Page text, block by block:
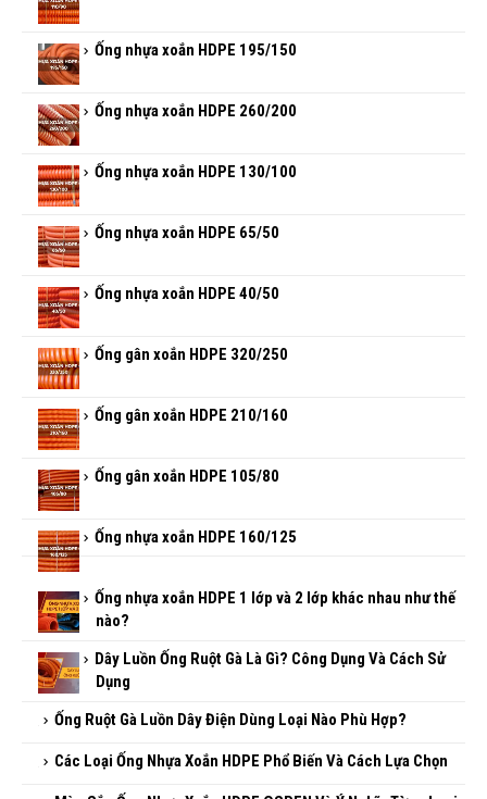
Ống nhựa xoắn HDPE 195/150
Ống nhựa xoắn HDPE 260/200
Ống nhựa xoắn HDPE 130/100
Ống nhựa xoắn HDPE 65/50
Ống nhựa xoắn HDPE 40/50
Ống gân xoắn HDPE 320/250
Ống gân xoắn HDPE 210/160
Ống gân xoắn HDPE 105/80
Ống nhựa xoắn HDPE 160/125
Ống nhựa xoắn HDPE 1 lớp và 2 lớp khác nhau như thế
nào?
Dây Luồn Ống Ruột Gà Là Gì? Công Dụng Và Cách Sử
Dụng
Ống Ruột Gà Luồn Dây Điện Dùng Loại Nào Phù Hợp?